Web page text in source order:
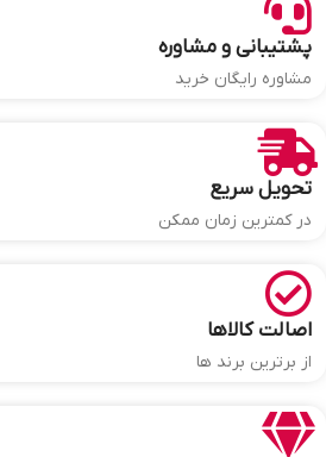
پشتیبانی و مشاوره
مشاوره رایگان خرید
تحویل سریع
در کمترین زمان ممکن
اصالت کالاها
از برترین برند ها